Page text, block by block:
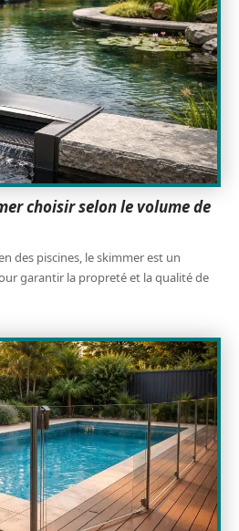
choisir selon le volume de
des piscines, le skimmer est un
garantir la propreté et la qualité de